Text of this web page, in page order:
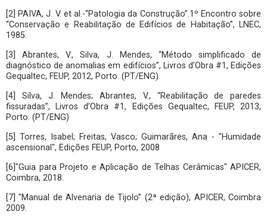
[2] PAIVA, J. V. et al.-“Patologia da Construção”.1º Encontro sobre
“Conservação e Reabilitação de Edifícios de Habitação”, LNEC,
1985.
[3] Abrantes, V., Silva, J. Mendes, “Método simplificado de
diagnóstico de anomalias em edifícios”, Livros d’Obra #1, Edições
Gequaltec, FEUP, 2012, Porto. (PT/ENG)
[4] Silva, J. Mendes; Abrantes, V., “Reabilitação de paredes
fissuradas”, Livros d’Obra #1, Edições Gequaltec, FEUP, 2013,
Porto. (PT/ENG)
[5] Torres, Isabel; Freitas, Vasco; Guimarãres, Ana - "Humidade
ascensional", Edições FEUP, Porto, 2008
[6]"Guia para Projeto e Aplicação de Telhas Cerâmicas" APICER,
Coimbra, 2018.
[7] "Manual de Alvenaria de Tijolo” (2ª edição), APICER, Coimbra
2009.